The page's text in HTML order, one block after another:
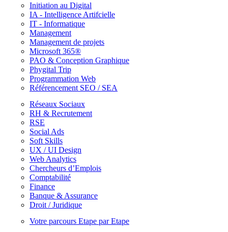
Initiation au Digital
IA - Intelligence Artifcielle
IT - Informatique
Management
Management de projets
Microsoft 365®
PAO & Conception Graphique
Phygital Trip
Programmation Web
Référencement SEO / SEA
Réseaux Sociaux
RH & Recrutement
RSE
Social Ads
Soft Skills
UX / UI Design
Web Analytics
Chercheurs d’Emplois
Comptabilité
Finance
Banque & Assurance
Droit / Juridique
Votre parcours Etape par Etape